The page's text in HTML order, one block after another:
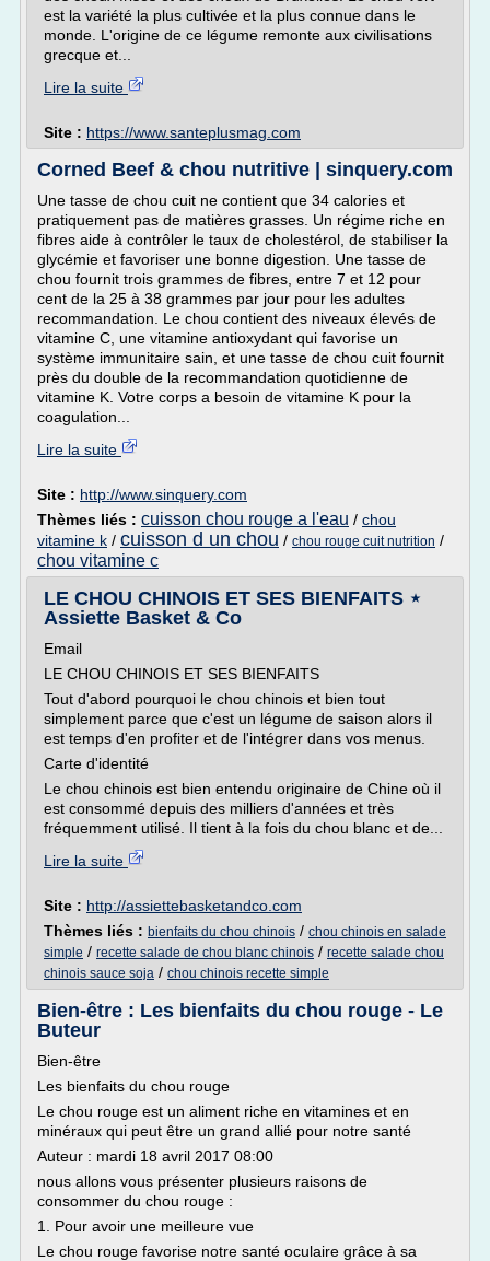
est la variété la plus cultivée et la plus connue dans le
monde. L'origine de ce légume remonte aux civilisations
grecque et...
Lire la suite
Site : https://www.santeplusmag.com
Corned Beef & chou nutritive | sinquery.com
Une tasse de chou cuit ne contient que 34 calories et
pratiquement pas de matières grasses. Un régime riche en
fibres aide à contrôler le taux de cholestérol, de stabiliser la
glycémie et favoriser une bonne digestion. Une tasse de
chou fournit trois grammes de fibres, entre 7 et 12 pour
cent de la 25 à 38 grammes par jour pour les adultes
recommandation. Le chou contient des niveaux élevés de
vitamine C, une vitamine antioxydant qui favorise un
système immunitaire sain, et une tasse de chou cuit fournit
près du double de la recommandation quotidienne de
vitamine K. Votre corps a besoin de vitamine K pour la
coagulation...
Lire la suite
Site : http://www.sinquery.com
Thèmes liés : cuisson chou rouge a l'eau / chou
vitamine k / cuisson d un chou / chou rouge cuit nutrition /
chou vitamine c
LE CHOU CHINOIS ET SES BIENFAITS ⋆
Assiette Basket & Co
Email
LE CHOU CHINOIS ET SES BIENFAITS
Tout d'abord pourquoi le chou chinois et bien tout
simplement parce que c'est un légume de saison alors il
est temps d'en profiter et de l'intégrer dans vos menus.
Carte d'identité
Le chou chinois est bien entendu originaire de Chine où il
est consommé depuis des milliers d'années et très
fréquemment utilisé. Il tient à la fois du chou blanc et de...
Lire la suite
Site : http://assiettebasketandco.com
Thèmes liés : bienfaits du chou chinois / chou chinois en salade
simple / recette salade de chou blanc chinois / recette salade chou
chinois sauce soja / chou chinois recette simple
Bien-être : Les bienfaits du chou rouge - Le
Buteur
Bien-être
Les bienfaits du chou rouge
Le chou rouge est un aliment riche en vitamines et en
minéraux qui peut être un grand allié pour notre santé
Auteur : mardi 18 avril 2017 08:00
nous allons vous présenter plusieurs raisons de
consommer du chou rouge :
1. Pour avoir une meilleure vue
Le chou rouge favorise notre santé oculaire grâce à sa